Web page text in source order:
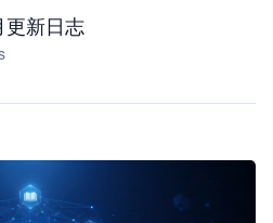
更新日志